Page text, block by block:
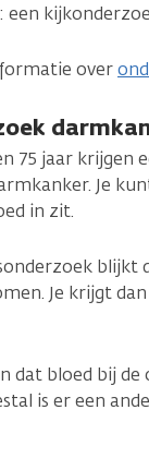
: een
over
75 jaar krijgen
Je
in zit.
blijkt
Je krijgt
dat bloed bij
is er een